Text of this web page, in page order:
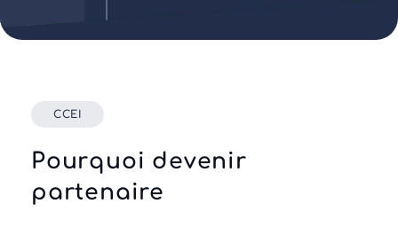
Assistance
CCEI
Pourquoi devenir
partenaire